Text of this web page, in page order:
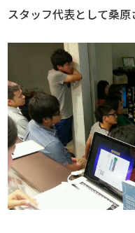
スタッフ代表として桑原